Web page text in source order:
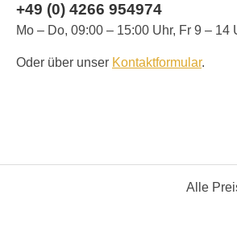
+49 (0) 4266 954974
Mo – Do, 09:00 – 15:00 Uhr, Fr 9 – 14
Oder über unser Kontaktformular.
Alle